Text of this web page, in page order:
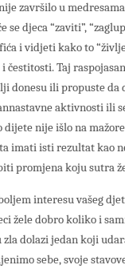
završilo u
djeca “zaviti”,
i vidjeti kako to
Taj
ili propuste da
aktivnosti ili
dijete nije išlo na
imati isti rezultat kao
promjena koju sutra
interesu vašeg
žele dobro koliko i
dolazi jedan koji
sebe, svoje